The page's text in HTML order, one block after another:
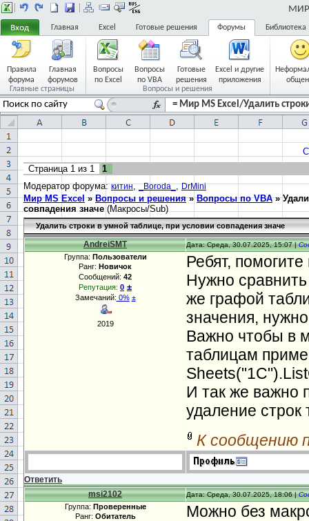
МИР
Главная Excel Готовые решения Форумы Библиотека
Правила
форума
Главная
форумов
Главные страницы
Вопросы
по Excel
Вопросы
по VBA
Готовые
решения
Excel и другие
приложения
Вопросы и решения
= Мир MS Excel/Удалить
Страница 1 из 1
1
Модератор форума:китин,_Boroda_,DrMini
Мир MS Excel » Вопросы и решения » Вопросы по VBA »
совпадения значе (Макросы/Sub)
Удалить строки в умной таблице, при условии совпадения значе
AndreiSMT Дата: Среда, 30.07.2025, 15:07 |
Группа: Пользователи
Ранг: Новичок
Сообщений: 42
Репутация: 0 ±
Замечаний: 0% ±
2019
Ребят,
Нужно
же графой
значения,
Важно чтобы в
таблицам
И так же важно
удаление строк
К сообщению
Ответить
msi2102
Дата: Среда, 30.07.2025, 18:06 |
Группа: Проверенные
Ранг: Обитатель
Можно без